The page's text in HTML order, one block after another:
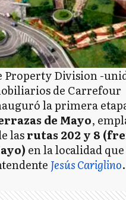
Property Division -
de Carrefour
la primera
de Mayo,
lasrutas 202 y 8
en la localidad que
Jesús Cariglino.